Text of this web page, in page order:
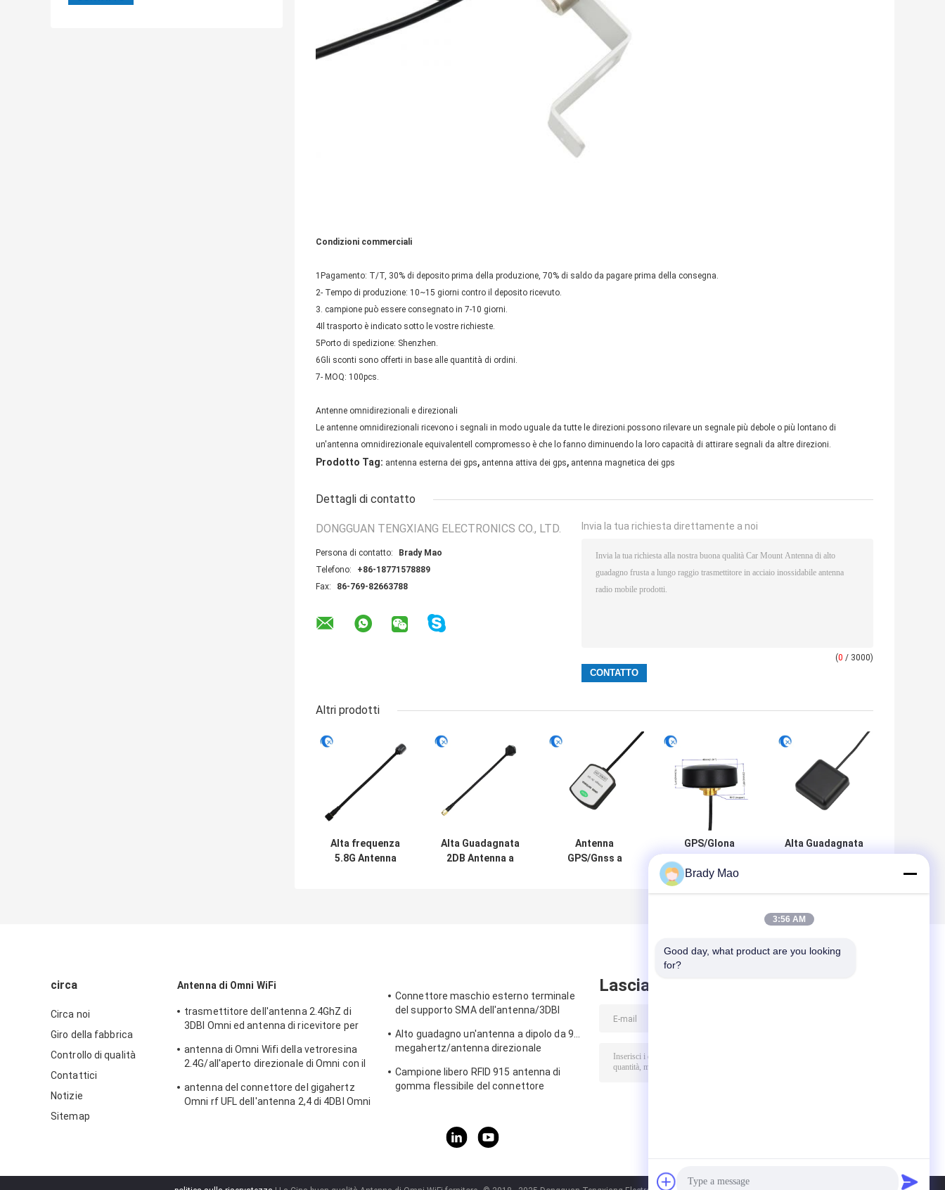
Condizioni commerciali
1Pagamento: T/T, 30% di deposito prima della produzione, 70% di saldo da pagare prima della consegna.
2- Tempo di produzione: 10~15 giorni contro il deposito ricevuto.
3. campione può essere consegnato in 7-10 giorni.
4Il trasporto è indicato sotto le vostre richieste.
5Porto di spedizione: Shenzhen.
6Gli sconti sono offerti in base alle quantità di ordini.
7- MOQ: 100pcs.
Antenne omnidirezionali e direzionali
Le antenne omnidirezionali ricevono i segnali in modo uguale da tutte le direzioni.possono rilevare un segnale più debole o più lontano di
un'antenna omnidirezionale equivalenteIl compromesso è che lo fanno diminuendo la loro capacità di attirare segnali da altre direzioni.
Prodotto Tag: antenna esterna dei gps, antenna attiva dei gps, antenna magnetica dei gps
Dettagli di contatto
DONGGUAN TENGXIANG ELECTRONICS CO., LTD.
Persona di contatto:
Brady Mao
Telefono:
+86-18771578889
Fax:
86-769-82663788
Invia la tua richiesta direttamente a noi
(0 / 3000)
Altri prodotti
Alta frequenza
5.8G Antenna
Alta Guadagnata
2DB Antenna a
Antenna
GPS/Gnss a
GPS/Glona
Antenna con
Fakra H e RG174
Alta Guadagnata
maschile SMA
con cavo Rg174
circa
Circa noi
Giro della fabbrica
Controllo di qualità
Contattici
Notizie
Sitemap
Antenna di Omni WiFi
trasmettitore dell'antenna 2.4GhZ di
3DBI Omni ed antenna di ricevitore per
antenna di Omni Wifi della vetroresina
2.4G/all'aperto direzionale di Omni con il
antenna del connettore del gigahertz
Omni rf UFL dell'antenna 2,4 di 4DBI Omni
Connettore maschio esterno terminale
del supporto SMA dell'antenna/3DBI
Alto guadagno un'antenna a dipolo da 915
megahertz/antenna direzionale
Campione libero RFID 915 antenna di
gomma flessibile del connettore
Lasciare messaggio
Brady Mao
3:56 AM
Good day, what product are you looking
for?